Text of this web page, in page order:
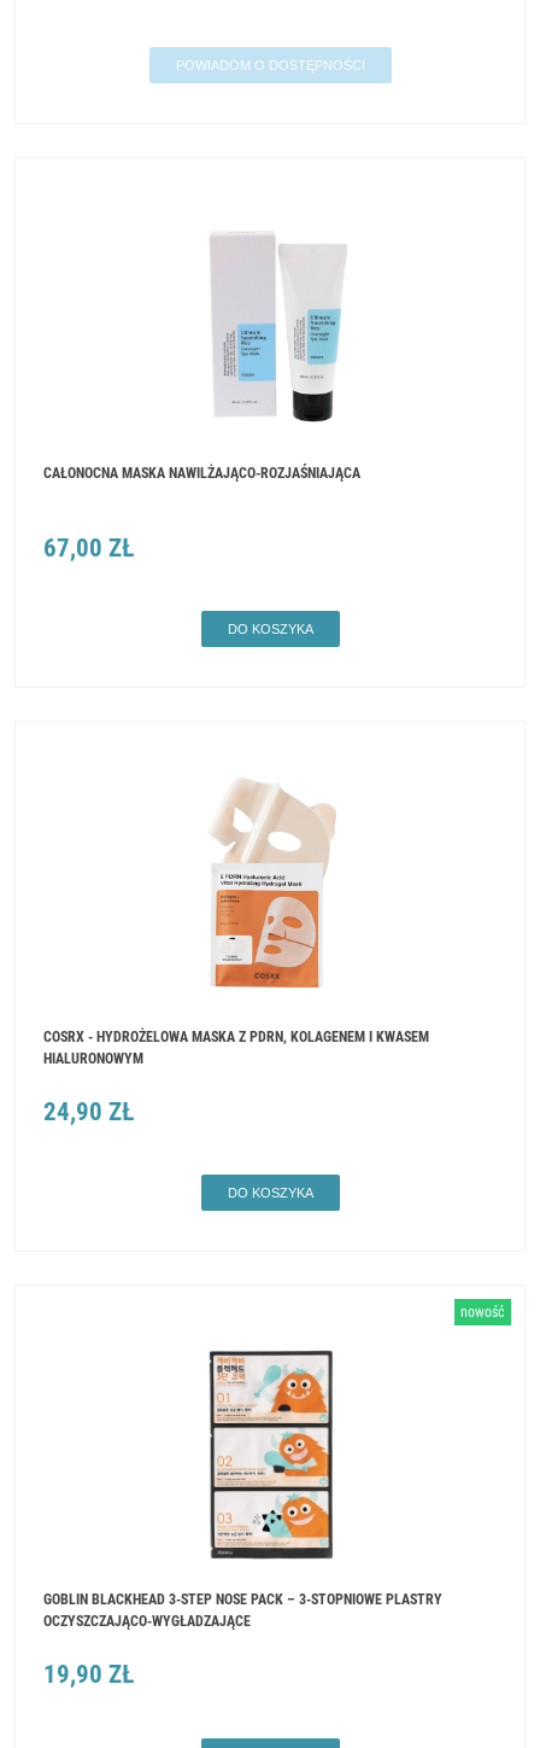
POWIADOM O DOSTĘPNOŚCI
CAŁONOCNA MASKA NAWILŻAJĄCO-ROZJAŚNIAJĄCA
67,00 ZŁ
DO KOSZYKA
COSRX - HYDROŻELOWA MASKA Z PDRN, KOLAGENEM I KWASEM
HIALURONOWYM
24,90 ZŁ
DO KOSZYKA
GOBLIN BLACKHEAD 3-STEP NOSE PACK – 3-STOPNIOWE PLASTRY
OCZYSZCZAJĄCO-WYGŁADZAJĄCE
19,90 ZŁ
nowość